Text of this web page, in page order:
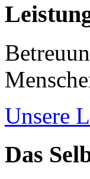
Unsere
Das